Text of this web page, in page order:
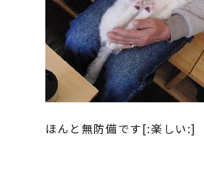
ほんと無防備です[:楽しい:]